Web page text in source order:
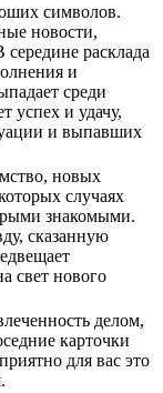
символов.
новости,
расклада
и
среди
успех и удачу,
и выпавших
новых
случаях
знакомыми.
сказанную
свет нового
делом,
карточки
для вас это